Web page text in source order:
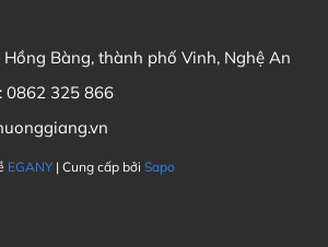
Hồng Bàng, thành phố Vinh, Nghệ An
0862 325 866
EGANY | Cung cấp bởi Sapo